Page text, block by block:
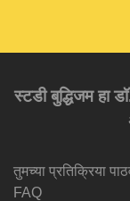
स्टडी बुद्धिजम हा
तुमच्या प्रतिक्रिया
FAQ